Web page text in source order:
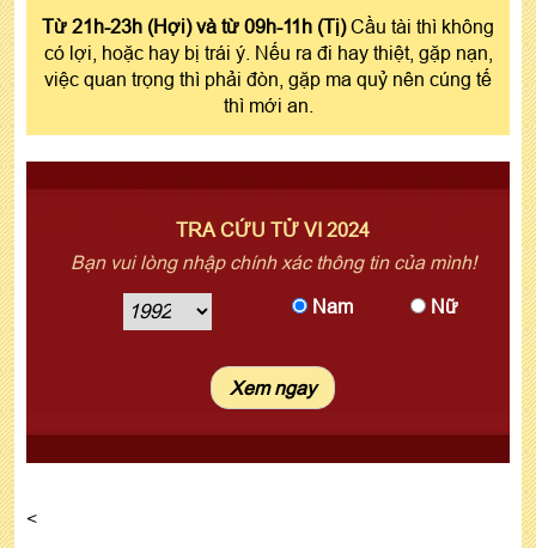
Từ 21h-23h (Hợi) và từ 09h-11h (Tị) Cầu tài thì không
có lợi, hoặc hay bị trái ý. Nếu ra đi hay thiệt, gặp nạn,
việc quan trọng thì phải đòn, gặp ma quỷ nên cúng tế
thì mới an.
TRA CỨU TỬ VI 2024
Bạn vui lòng nhập chính xác thông tin của mình!
Nam Nữ
<